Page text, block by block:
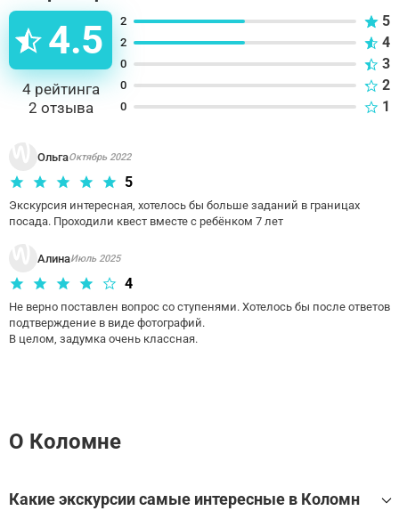
4.5
4 рейтинга
2 отзыва
2 5
2 4
0 3
0 2
0 1
ОльгаОктябрь 2022
5
Экскурсия интересная, хотелось бы больше заданий в границах
посада. Проходили квест вместе с ребёнком 7 лет
АлинаИюль 2025
4
Не верно поставлен вопрос со ступенями. Хотелось бы после ответов
подтверждение в виде фотографий.
В целом, задумка очень классная.
О Коломне
Какие экскурсии самые интересные в Коломн